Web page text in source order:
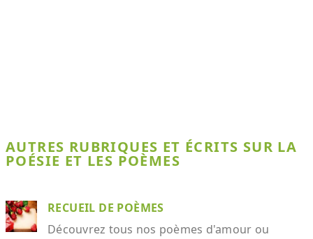
AUTRES RUBRIQUES ET ÉCRITS SUR LA
POÉSIE ET LES POÈMES
RECUEIL DE POÈMES
Découvrez tous nos poèmes d'amour ou